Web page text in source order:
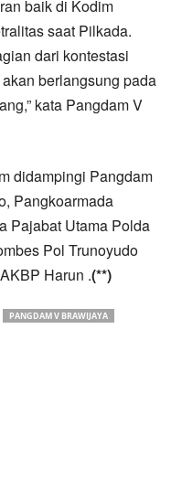
baik di Kodim
saat Pilkada.
dari kontestasi
berlangsung pada
kata Pangdam V
didampingi Pangdam
Pangkoarmada
Pajabat Utama Polda
Pol Trunoyudo
Harun .(**)
PANGDAM V BRAWIJAYA